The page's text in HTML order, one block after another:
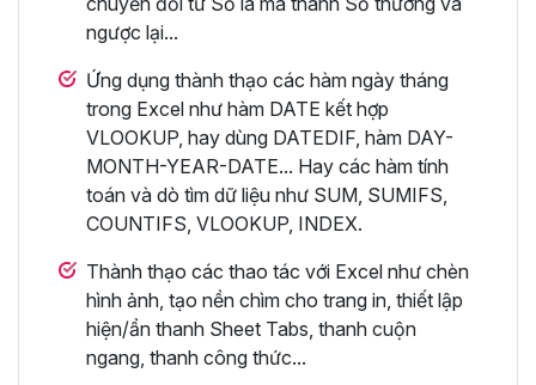
ngược lại...
Ứng dụng thành thạo các hàm ngày tháng
trong Excel như hàm DATE kết hợp
VLOOKUP, hay dùng DATEDIF, hàm DAY-
MONTH-YEAR-DATE... Hay các hàm tính
toán và dò tìm dữ liệu như SUM, SUMIFS,
COUNTIFS, VLOOKUP, INDEX.
Thành thạo các thao tác với Excel như chèn
hình ảnh, tạo nền chìm cho trang in, thiết lập
hiện/ẩn thanh Sheet Tabs, thanh cuộn
ngang, thanh công thức...